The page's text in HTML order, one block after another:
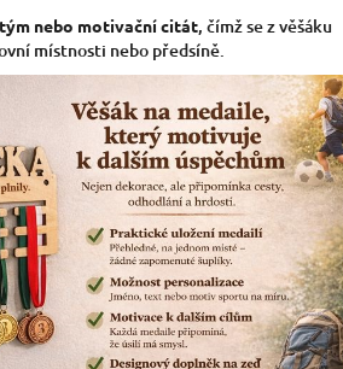
nebo motivační citát, čímž se z věšáku
místnosti nebo předsíně.